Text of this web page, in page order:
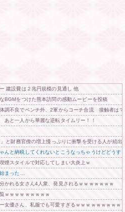
建設費は２兆円規模の見通し 他
BGMをつけた熊本訪問の感動ムービーを投稿
調不良でベンチ外、2軍からコーチ合流 接触者はマ
と一人から華麗な逆転タイムリー！！
と財務官僚の増上慢っぷりに衝撃を受ける人が続
んと納税してくれないとこうなっちゃうけどどう
煙スタイルで対応してしまい大炎上ｗ
まった…
かれる女さん4人衆、発見されるｗｗｗｗｗｗｗ
ｗｗｗｗｗｗｗｗｗ
女優さん、私服でも可愛すぎるｗｗｗｗｗｗｗｗｗ